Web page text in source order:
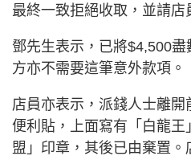
最終一致拒絕收取，並請店
鄧先生表示，已將$4,500
方亦不需要這筆意外款項。
店員亦表示，派錢人士離
便利貼，上面寫有「白龍
盟」印章，其後已由棄置